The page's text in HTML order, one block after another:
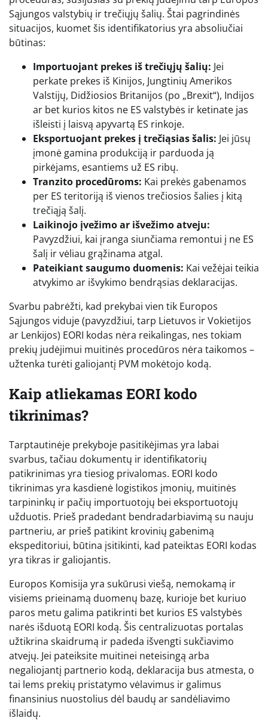
Sąjungos valstybių ir trečiųjų šalių. Štai pagrindinės
situacijos, kuomet šis identifikatorius yra absoliučiai
būtinas:
Importuojant prekes iš trečiųjų šalių: Jei
perkate prekes iš Kinijos, Jungtinių Amerikos
Valstijų, Didžiosios Britanijos (po „Brexit“), Indijos
ar bet kurios kitos ne ES valstybės ir ketinate jas
išleisti į laisvą apyvartą ES rinkoje.
Eksportuojant prekes į trečiąsias šalis: Jei jūsų
įmonė gamina produkciją ir parduoda ją
pirkėjams, esantiems už ES ribų.
Tranzito procedūroms: Kai prekės gabenamos
per ES teritoriją iš vienos trečiosios šalies į kitą
trečiąją šalį.
Laikinojo įvežimo ar išvežimo atveju:
Pavyzdžiui, kai įranga siunčiama remontui į ne ES
šalį ir vėliau grąžinama atgal.
Pateikiant saugumo duomenis: Kai vežėjai teikia
atvykimo ar išvykimo bendrąsias deklaracijas.
Svarbu pabrėžti, kad prekybai vien tik Europos
Sąjungos viduje (pavyzdžiui, tarp Lietuvos ir Vokietijos
ar Lenkijos) EORI kodas nėra reikalingas, nes tokiam
prekių judėjimui muitinės procedūros nėra taikomos –
užtenka turėti galiojantį PVM mokėtojo kodą.
Kaip atliekamas EORI kodo
tikrinimas?
Tarptautinėje prekyboje pasitikėjimas yra labai
svarbus, tačiau dokumentų ir identifikatorių
patikrinimas yra tiesiog privalomas. EORI kodo
tikrinimas yra kasdienė logistikos įmonių, muitinės
tarpininkų ir pačių importuotojų bei eksportuotojų
užduotis. Prieš pradedant bendradarbiavimą su nauju
partneriu, ar prieš patikint krovinių gabenimą
ekspeditoriui, būtina įsitikinti, kad pateiktas EORI kodas
yra tikras ir galiojantis.
Europos Komisija yra sukūrusi viešą, nemokamą ir
visiems prieinamą duomenų bazę, kurioje bet kuriuo
paros metu galima patikrinti bet kurios ES valstybės
narės išduotą EORI kodą. Šis centralizuotas portalas
užtikrina skaidrumą ir padeda išvengti sukčiavimo
atvejų. Jei pateiksite muitinei neteisingą arba
negaliojantį partnerio kodą, deklaracija bus atmesta, o
tai lems prekių pristatymo vėlavimus ir galimus
finansinius nuostolius dėl baudų ar sandėliavimo
išlaidų.